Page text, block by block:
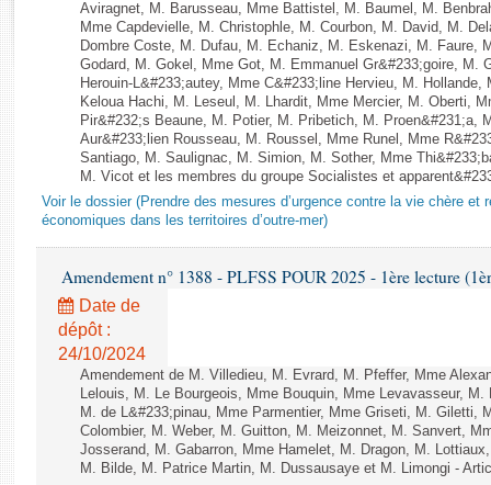
Rapports législatifs
Rapports sur l'application des lois
Baromètre de l’application des lois
Dossiers législatifs
Budget et sécurité sociale
Comptes rendus des débats
Aviragnet, M. Barusseau, Mme Battistel, M. Baumel, M.
Mme Capdevielle, M. Christophle, M. Courbon, M. David, M.
Dombre Coste, M. Dufau, M. Echaniz, M. Eskenazi, M. Faure,
Godard, M. Gokel, Mme Got, M. Emmanuel Gr&#233;goire, M.
Herouin-L&#233;autey, Mme C&#233;line Hervieu, M.
Keloua Hachi, M. Leseul, M. Lhardit, Mme Mercier, M. Oberti,
Pir&#232;s Beaune, M. Potier, M. Pribetich, M. Proen&#231;a,
Aur&#233;lien Rousseau, M. Roussel, Mme Runel, Mme
Santiago, M. Saulignac, M. Simion, M. Sother, Mme
M. Vicot et les membres du groupe Socialistes et
Voir le dossier (Prendre des mesures d’urgence contre la vie chère et
économiques dans les territoires d’outre-mer)
Amendement n° 1388 - PLFSS POUR 2025 - 1ère lecture
Date de
dépôt :
24/10/2024
Amendement de M. Villedieu, M. Evrard, M. Pfeffer, Mme
Lelouis, M. Le Bourgeois, Mme Bouquin, Mme Levavasseur,
M. de L&#233;pinau, Mme Parmentier, Mme Griseti, M. Giletti,
Colombier, M. Weber, M. Guitton, M. Meizonnet, M. Sanvert,
Josserand, M. Gabarron, Mme Hamelet, M. Dragon, M.
M. Bilde, M. Patrice Martin, M. Dussausaye et M. Limongi -